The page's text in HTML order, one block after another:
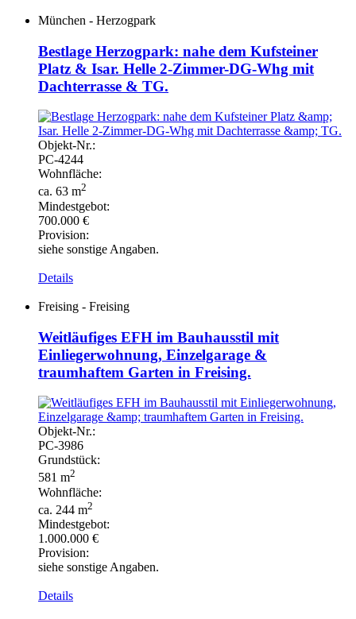
München - Herzogpark
Bestlage Herzogpark: nahe dem Kufsteiner
Platz & Isar. Helle 2-Zimmer-DG-Whg mit
Dachterrasse & TG.
Objekt-Nr.:
PC-4244
Wohnfläche:
ca. 63 m2
Mindestgebot:
700.000 €
Provision:
siehe sonstige Angaben.
Details
Freising - Freising
Weitläufiges EFH im Bauhausstil mit
Einliegerwohnung, Einzelgarage &
traumhaftem Garten in Freising.
Objekt-Nr.:
PC-3986
Grundstück:
581 m2
Wohnfläche:
ca. 244 m2
Mindestgebot:
1.000.000 €
Provision:
siehe sonstige Angaben.
Details